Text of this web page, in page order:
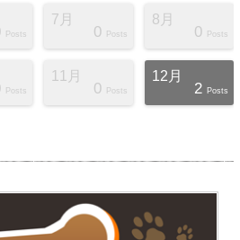
Posts
7月
0 Posts
8月
0 Posts
Posts
11月
0 Posts
12月
2 Posts